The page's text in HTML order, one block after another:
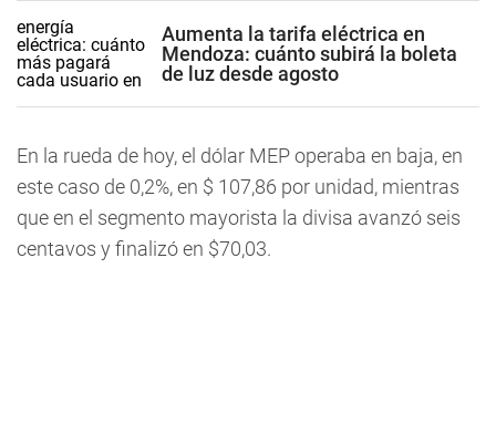
Aumenta la tarifa eléctrica en
Mendoza: cuánto subirá la boleta
de luz desde agosto
En la rueda de hoy, el dólar MEP operaba en baja, en
este caso de 0,2%, en $ 107,86 por unidad, mientras
que en el segmento mayorista la divisa avanzó seis
centavos y finalizó en $70,03.